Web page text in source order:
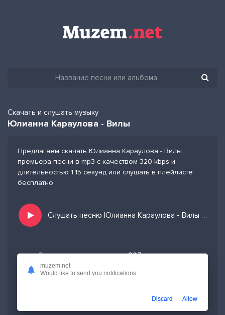
Скачать и слушать музыку
Юлианна Караулова - Вилы
Предлагаем скачать Юлианна Караулова - Вилы
премьера песни в mp3 с качеством 320 kbps и
длительностью 1:15 секунд или слушать в плейлисте
бесплатно
Слушать песню Юлианна Караулова - Вилы и добавить в избранных
Скачано:
207
Формат:
MP3
2.88 МБ
muzem.net
Would like to send you notifications
Discard Allow